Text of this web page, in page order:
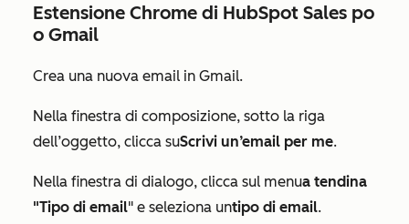
Estensione Chrome di HubSpot Sales po
o Gmail
Crea una nuova email in Gmail.
Nella finestra di composizione, sotto la riga
dell’oggetto, clicca suScrivi un’email per me.
Nella finestra di dialogo, clicca sul menua tendina
"Tipo di email" e seleziona untipo di email.